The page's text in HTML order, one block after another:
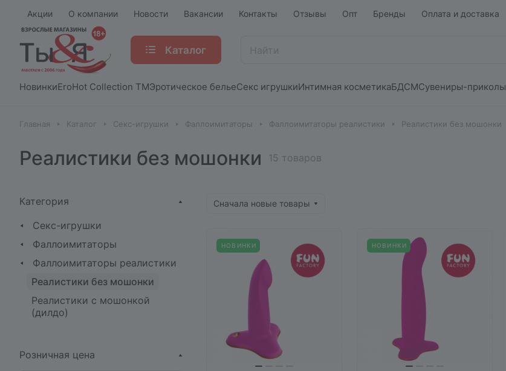
Акции О компании Новости Вакансии Контакты Отзывы Опт Бренды Оплата и доставка
Каталог
НовинкиEroHot Collection TMЭротическое бельеСекс игрушкиИнтимная косметикаБДСМСувениры-приколы
Главная Каталог Секс-игрушки Фаллоимитаторы Фаллоимитаторы реалистики Реалистики без мошонки
Реалистики без мошонки 15 товаров
Сначала новые товары
НОВИНКИ НОВИНКИ
Категория
Секс-игрушки
Фаллоимитаторы
Фаллоимитаторы реалистики
Реалистики без мошонки
Реалистики с мошонкой
(дилдо)
Розничная цена